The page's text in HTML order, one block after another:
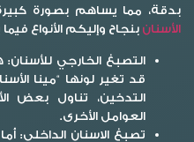
بدقة، مما يساهم بصورة
الأسنان بنجاح وإليكم الأنواع
التصبغ الخارجي للأسنان:
قد تغير لونها “مينا
التدخين، تناول بعض
العوامل الأخرى.
تصبغ الاسنان الداخلي: